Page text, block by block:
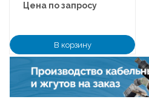
Цена по запросу
В корзину